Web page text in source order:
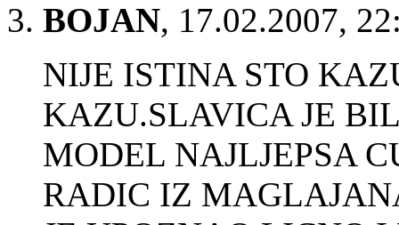
BOJAN, 17.02.2007,
NIJE ISTINA STO
KAZU.SLAVICA JE
MODEL NAJLJEPSA
RADIC IZ